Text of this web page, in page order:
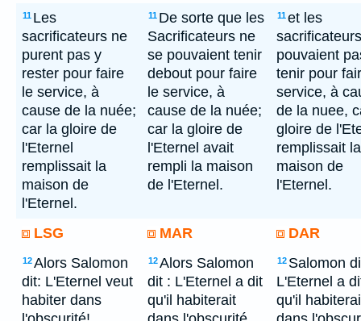
11 Les
sacrificateurs ne
purent pas y
rester pour faire
le service, à
cause de la nuée;
car la gloire de
l'Eternel
remplissait la
maison de
l'Eternel.
11 De sorte que les
Sacrificateurs ne
se pouvaient tenir
debout pour faire
le service, à
cause de la nuée;
car la gloire de
l'Eternel avait
rempli la maison
de l'Eternel.
11et les
pouvaient
tenir pour
service, à
de la nuee,
gloire de
remplissait la
maison de
l'Eternel.
LSG MAR DAR
12Alors Salomon
dit: L'Eternel veut
habiter dans
12Alors Salomon
dit : L'Eternel a dit
qu'il habiterait
12 Salomon
L'Eternel a
qu'il